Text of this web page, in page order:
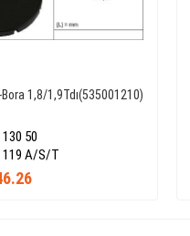
1,8/1,9Tdı(535001210)
50
119 A/S/T